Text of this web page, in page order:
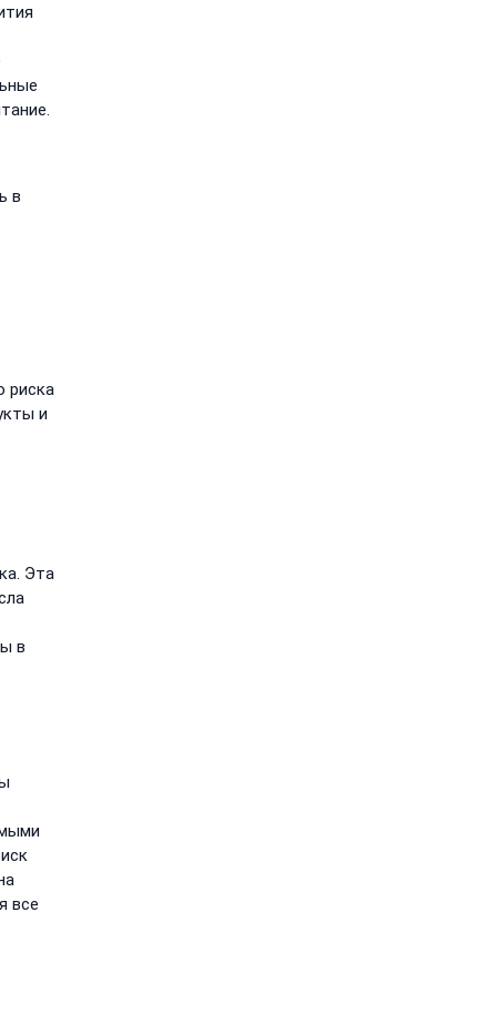
в
риска
и
Эта
в
все